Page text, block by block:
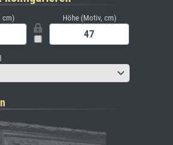
cm) Höhe (Motiv, cm)